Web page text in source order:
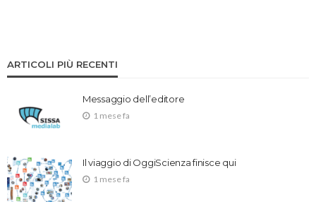
ARTICOLI PIÙ RECENTI
Messaggio dell’editore
1 mese fa
Il viaggio di OggiScienza finisce qui
1 mese fa